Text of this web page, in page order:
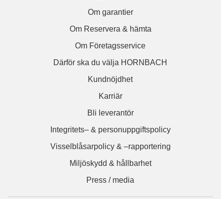
Om garantier
Om Reservera & hämta
Om Företagsservice
Därför ska du välja HORNBACH
Kundnöjdhet
Karriär
Bli leverantör
Integritets– & personuppgiftspolicy
Visselblåsarpolicy & –rapportering
Miljöskydd & hållbarhet
Press / media